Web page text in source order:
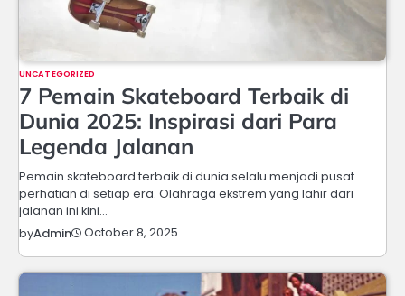
UNCATEGORIZED
7 Pemain Skateboard Terbaik di
Dunia 2025: Inspirasi dari Para
Legenda Jalanan
Pemain skateboard terbaik di dunia selalu menjadi pusat
perhatian di setiap era. Olahraga ekstrem yang lahir dari
jalanan ini kini…
byAdmin October 8, 2025